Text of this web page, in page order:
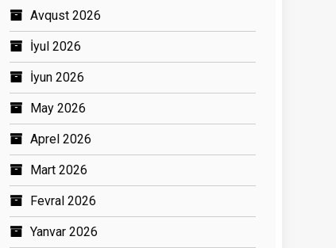
Avqust 2026
İyul 2026
İyun 2026
May 2026
Aprel 2026
Mart 2026
Fevral 2026
Yanvar 2026